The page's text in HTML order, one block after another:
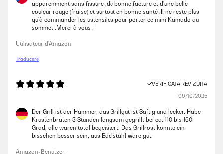
apparemment sans fissure ,de bonne facture et d'une belle
couleur rouge (fraise) et surtout en bonne santé .Il ne reste plus
qu'à commander les ustensiles pour porter ce mini Kamado au
sommet .Merci à vous !
Utilisateur d'Amazon
Traducere
VERIFICATĂ REVIZUITĂ
09/10/2025
Der Grill ist der Hammer, das Grillgut ist Saftig und lecker. Habe
Krustenbraten 3 Stunden langsam gegrillt bei ca. 110 bis 150
Grad, alle waren total begeistert. Das Grillrost könnte ein
bisschen besser sein, aus Edelstahl wäre gut.
Amazon-Benutzer